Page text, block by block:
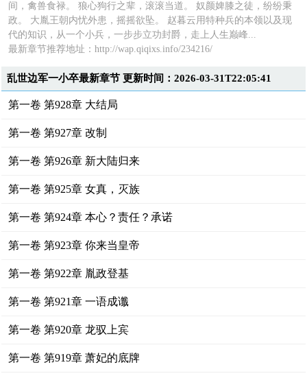
间，禽兽食禄。 狼心狗行之辈，滚滚当道。 奴颜婢膝之徒，纷纷秉
政。 大胤王朝内忧外患，摇摇欲坠。 赵暮云用特种兵的本领以及现
代的知识，从一个小兵，一步步立功封爵，走上人生巅峰...
最新章节推荐地址：http://wap.qiqixs.info/234216/
乱世边军一小卒最新章节 更新时间：2026-03-31T22:05:41
第一卷 第928章 大结局
第一卷 第927章 改制
第一卷 第926章 新大陆归来
第一卷 第925章 女真，灭族
第一卷 第924章 本心？责任？承诺
第一卷 第923章 你来当皇帝
第一卷 第922章 胤政登基
第一卷 第921章 一语成谶
第一卷 第920章 龙驭上宾
第一卷 第919章 萧妃的底牌